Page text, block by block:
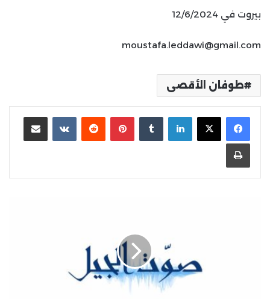
بيروت في 12/6/2024
moustafa.leddawi@gmail.com
طوفان الأقصى
لينكدإن بينتيريست مشاركة عبر البريد
طباعة